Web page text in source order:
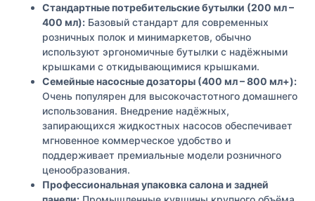
Стандартные потребительские бутылки (200 мл –
400 мл): Базовый стандарт для современных
розничных полок и минимаркетов, обычно
используют эргономичные бутылки с надёжными
крышками с откидывающимися крышками.
Семейные насосные дозаторы (400 мл – 800 мл+):
Очень популярен для высокочастотного домашнего
использования. Внедрение надёжных,
запирающихся жидкостных насосов обеспечивает
мгновенное коммерческое удобство и
поддерживает премиальные модели розничного
ценообразования.
Профессиональная упаковка салона и задней